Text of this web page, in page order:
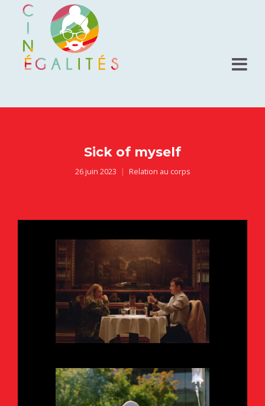
Sick of myself
26 juin 2023 Relation au corps